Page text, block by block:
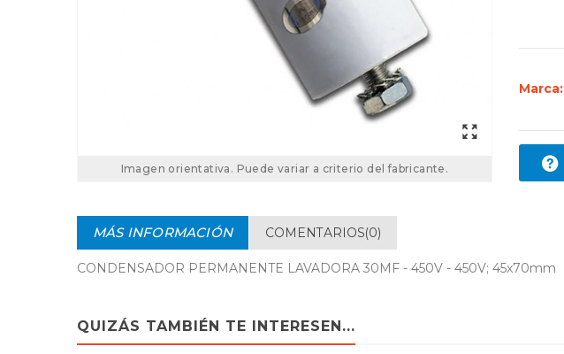
Imagen orientativa. Puede variar a criterio del fabricante.
Marca:
MÁS INFORMACIÓN COMENTARIOS(0)
CONDENSADOR PERMANENTE LAVADORA 30MF - 450V - 450V; 45x70mm
QUIZÁS TAMBIÉN TE INTERESEN...